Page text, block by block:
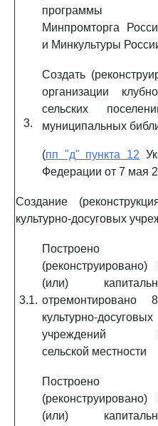
программы
Минпромторга
и Минкультуры
3.
Создать
организации
сельских
муниципальных
(пп "д" пункта 12
Федерации от 7 мая
Создание
культурно-досуговых
3.1.
Построено
(реконструировано)
(или)
отремонтировано
культурно-досуговых
учреждений
сельской местности
Построено
(реконструировано)
(или)